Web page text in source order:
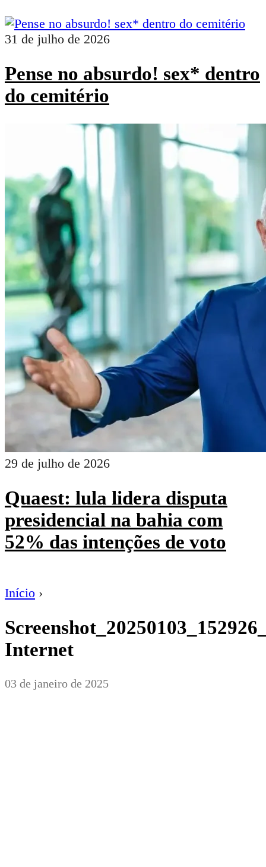
31 de julho de 2026
Pense no absurdo! sex* dentro
do cemitério
29 de julho de 2026
Quaest: lula lidera disputa
presidencial na bahia com
52% das intenções de voto
Início ›
Internet
03 de janeiro de 2025